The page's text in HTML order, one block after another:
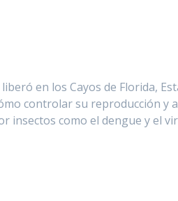
en los Cayos de Florida,
controlar su reproducción y
insectos como el dengue y el